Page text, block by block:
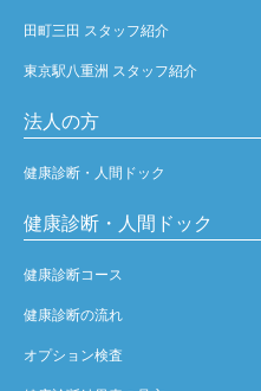
田町三田 スタッフ紹介
東京駅八重洲 スタッフ紹介
法人の方
健康診断・人間ドック
健康診断・人間ドック
健康診断コース
健康診断の流れ
オプション検査